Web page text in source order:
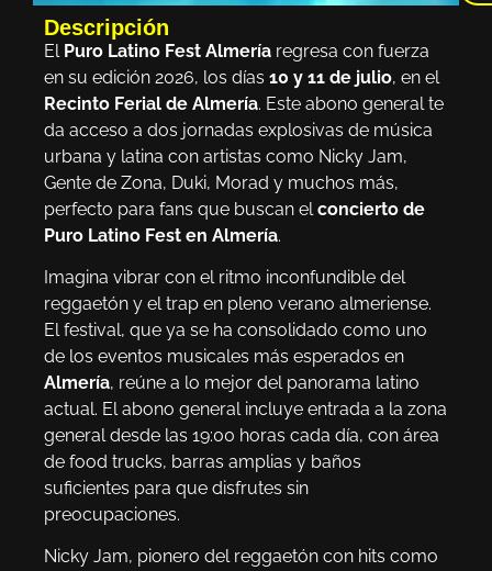
Descripción
El Puro Latino Fest Almería regresa con fuerza
en su edición 2026, los días 10 y 11 de julio, en el
Recinto Ferial de Almería. Este abono general te
da acceso a dos jornadas explosivas de música
urbana y latina con artistas como Nicky Jam,
Gente de Zona, Duki, Morad y muchos más,
perfecto para fans que buscan el concierto de
Puro Latino Fest en Almería.
Imagina vibrar con el ritmo inconfundible del
reggaetón y el trap en pleno verano almeriense.
El festival, que ya se ha consolidado como uno
de los eventos musicales más esperados en
Almería, reúne a lo mejor del panorama latino
actual. El abono general incluye entrada a la zona
general desde las 19:00 horas cada día, con área
de food trucks, barras amplias y baños
suficientes para que disfrutes sin
preocupaciones.
Nicky Jam, pionero del reggaetón con hits como